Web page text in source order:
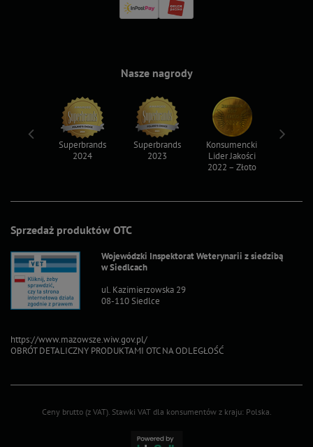
Sprzedaż produktów OTC
Wojewódzki Inspektorat Weterynarii z siedzibą
w Siedlcach
ul. Kazimierzowska 29
08-110 Siedlce
https://www.mazowsze.wiw.gov.pl/
OBRÓT DETALICZNY PRODUKTAMI OTC NA ODLEGŁOŚĆ
Nasze nagrody
Superbrands
2024
Superbrands
2023
Konsumencki
Lider Jakości
2022 – Złoto
Ceny brutto (z VAT). Stawki VAT dla konsumentów z kraju: Polska.